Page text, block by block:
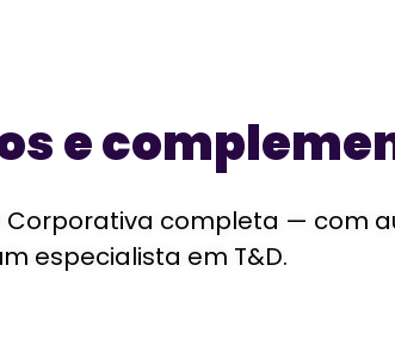
e
completa — com
especialista em T&D.